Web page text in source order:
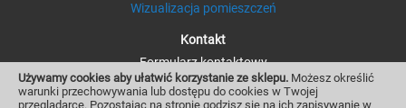
Używamy cookies aby ułatwić korzystanie ze sklepu. Możesz określić
warunki przechowywania lub dostępu do cookies w Twojej
przeglądarce. Pozostając na stronie godzisz się na ich zapisywanie w
Wizualizacja pomieszczeń
Kontakt
Formularz kontaktowy
Kontakt - szczegóły
Moje konto i zamówienia